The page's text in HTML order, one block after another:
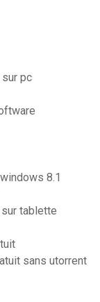
pc
8.1
tablette
sans utorrent